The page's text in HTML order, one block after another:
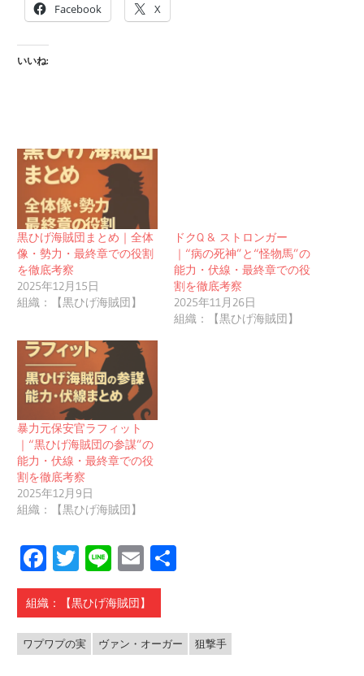
Facebook X
いいね:
黒ひげ海賊団まとめ｜全体
像・勢力・最終章での役割
を徹底考察
2025年12月15日
組織：【黒ひげ海賊団】
ドクQ & ストロンガー
｜“病の死神”と“怪物馬”の
能力・伏線・最終章での役
割を徹底考察
2025年11月26日
組織：【黒ひげ海賊団】
暴力元保安官ラフィット
｜“黒ひげ海賊団の参謀”の
能力・伏線・最終章での役
割を徹底考察
2025年12月9日
組織：【黒ひげ海賊団】
Facebook
Twitter
LineEmail
組織：【黒ひげ海賊団】
ワプワプの実 ヴァン・オーガー 狙撃手